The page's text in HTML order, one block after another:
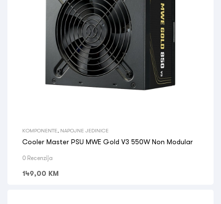
KOMPONENTE NAPOJNE JEDINICE
Cooler Master PSU MWE Gold V3 550W Non Modular
0 Recenzija
149,00 KM